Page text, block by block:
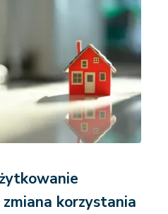
korzystania